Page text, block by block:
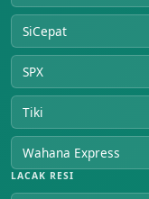
SiCepat
SPX
Tiki
Wahana Express
LACAK RESI